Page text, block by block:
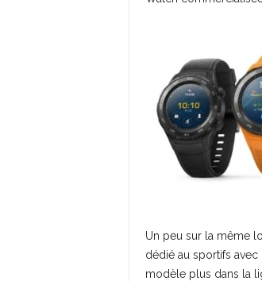
Un peu sur la même
dédié au sportifs avec
modèle plus dans la